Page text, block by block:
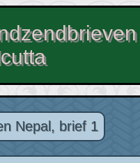
Nepal, brief 1